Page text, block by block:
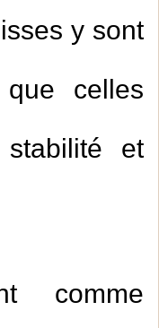
y sont
celles
et
comme